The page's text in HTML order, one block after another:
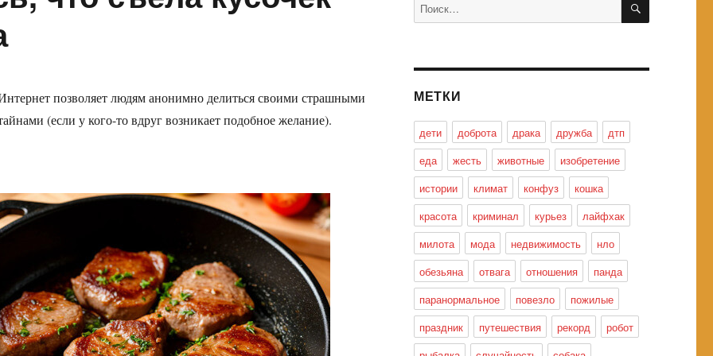
позволяет людям анонимно делиться своими страшными
(если у кого-то вдруг возникает подобное желание).
МЕТКИ
дети доброта драка дружба
дтп
еда
жесть животные
изобретение
истории
климат конфуз
кошка
красота
криминал курьез
лайфхак
милота
мода недвижимость
нло
обезьяна
отвага отношения
панда
паранормальное
повезло
пожилые
праздник
путешествия рекорд
робот